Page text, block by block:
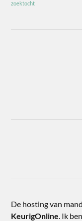
zoektocht
De hosting van
KeurigOnline . Ik